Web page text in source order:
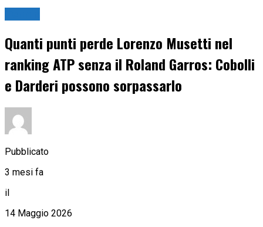
Quanti punti perde Lorenzo Musetti nel
ranking ATP senza il Roland Garros: Cobolli
e Darderi possono sorpassarlo
Pubblicato
3 mesi fa
il
14 Maggio 2026